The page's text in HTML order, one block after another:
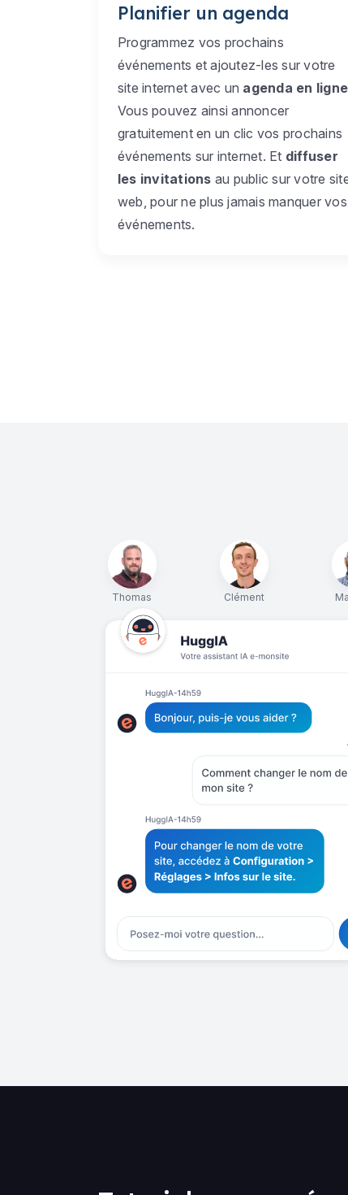
Planifier un agenda
Programmez vos prochains
événements et ajoutez-les sur votre
site internet avec un agenda en ligne
Vous pouvez ainsi annoncer
gratuitement en un clic vos prochains
événements sur internet. Et diffuser
les invitations au public sur votre
web, pour ne plus jamais manquer vos
événements.
Thomas Clément